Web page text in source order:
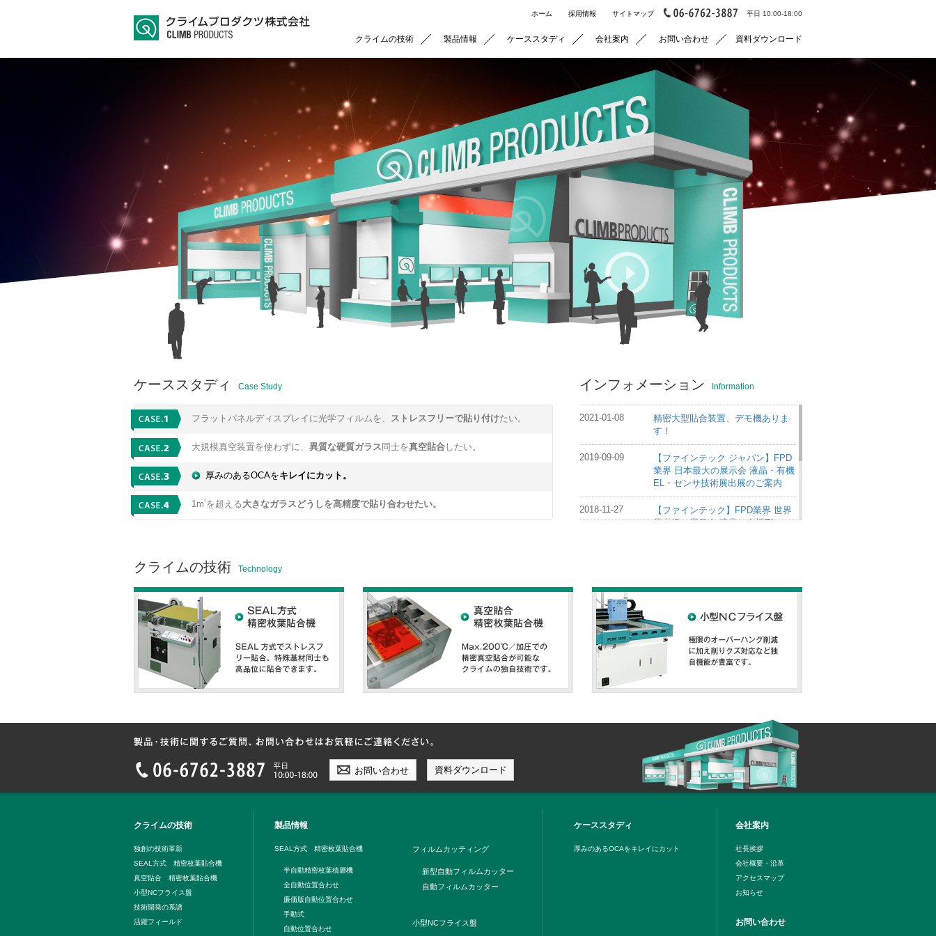
クライムの技術 製品情報 ケーススタディ 会社案内 お問い合わせ 資料ダウンロード
ホーム 採用情報 サイトマップ 平日 10:00-18:00
ケーススタディ Case Study
フラットパネルディスプレイに光学フィルムを、 ストレスフリーで貼り付けたい。
大規模真空装置を使わずに、 異質な硬質ガラス 同士を真空貼合 したい。
厚みのあるOCAをキレイにカット。
1m2を超える大きなガラス どうしを高精度で貼り合わせたい。
インフォメーション Information
2021-01-08
精密大型貼合装置、デモ機ありま
す！
2019-09-09
【ファインテック ジャパン】FPD
業界 日本最大の展示会 液晶・有機
EL・センサ技術展出展のご案内
2018-11-27
【ファインテック】FPD業界 世界
最大級の展示会 液晶・有機EL・セ
2016-01-05
クトボンディング対応、車載向
け）V-SE,V-CEシリーズのご紹介
クライムの技術 Technology
お問い合わせ 資料ダウンロード
クライムの技術
独創の技術革新
SEAL方式 精密枚葉貼合機
真空貼合 精密枚葉貼合機
小型NCフライス盤
技術開発の系譜
活躍フィールド
製品情報
SEAL方式 精密枚葉貼合機
半自動精密枚葉積層機
全自動位置合わせ
廉価版自動位置合わせ
手動式
自動位置合わせ
フィルムカッティング
新型自動フィルムカッター
自動フィルムカッター
小型NCフライス盤
ケーススタディ
厚みのあるOCAをキレイにカット
会社案内
社長挨拶
会社概要・沿革
アクセスマップ
お知らせ
お問い合わせ